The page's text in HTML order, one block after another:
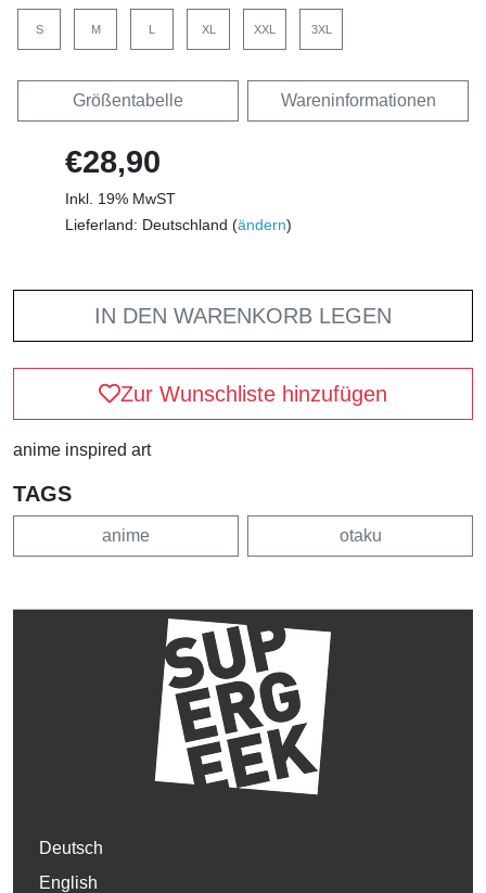
S M L XL XXL 3XL
Größentabelle Wareninformationen
€28,90
Inkl. 19% MwST
Lieferland: Deutschland (ändern)
IN DEN WARENKORB LEGEN
Zur Wunschliste hinzufügen
anime inspired art
TAGS
anime otaku
Deutsch
English